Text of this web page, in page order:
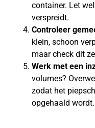
container. Let
verspreidt.
Controleer
klein, schoon
maar check dit
Werk met een
volumes?
zodat het
opgehaald wordt.